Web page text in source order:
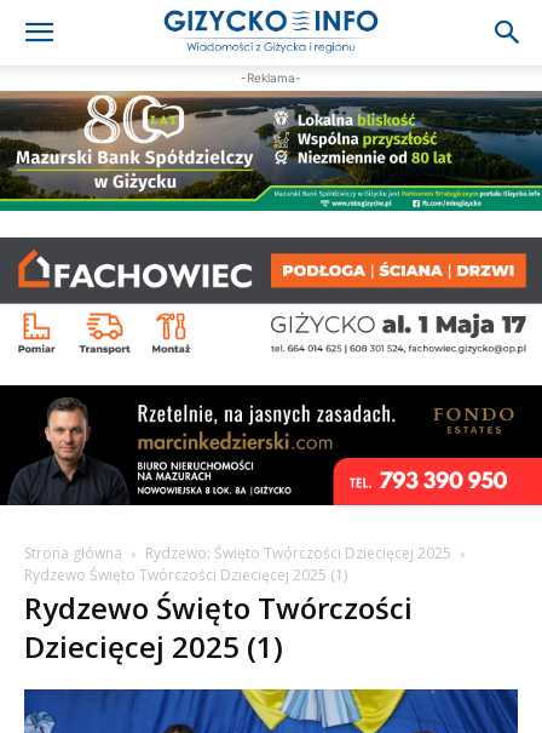
-Reklama-
Strona główna
Rydzewo: Święto Twórczości Dziecięcej 2025
Rydzewo Święto Twórczości Dziecięcej 2025 (1)
Rydzewo Święto Twórczości
Dziecięcej 2025 (1)